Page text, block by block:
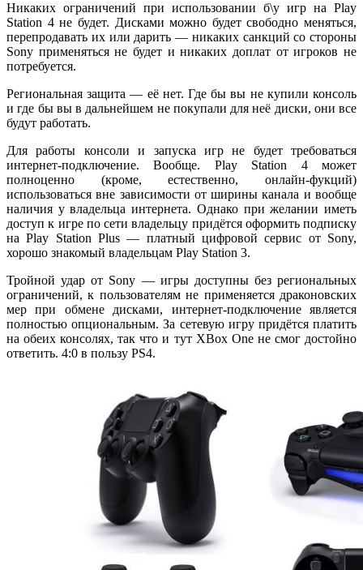
Никаких ограничений при использовании б\у игр на Play
Station 4 не будет. Дисками можно будет свободно меняться,
перепродавать их или дарить — никаких санкций со стороны
Sony применяться не будет и никаких доплат от игроков не
потребуется.
Региональная защита — её нет. Где бы вы не купили консоль
и где бы вы в дальнейшем не покупали для неё диски, они все
будут работать.
Для работы консоли и запуска игр не будет требоваться
интернет-подключение. Вообще. Play Station 4 может
полноценно (кроме, естественно, онлайн-фукций)
использоваться вне зависимости от ширины канала и вообще
наличия у владельца интернета. Однако при желании иметь
доступ к игре по сети владельцу придётся оформить подписку
на Play Station Plus — платный цифровой сервис от Sony,
хорошо знакомый владельцам Play Station 3.
Тройной удар от Sony — игры доступны без региональных
ограничений, к пользователям не применяется драконовских
мер при обмене дисками, интернет-подключение является
полностью опциональным. За сетевую игру придётся платить
на обеих консолях, так что и тут XBox One не смог достойно
ответить. 4:0 в пользу PS4.